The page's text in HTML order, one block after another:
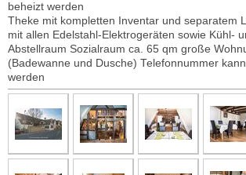
beheizt werden
Theke mit kompletten Inventar und separatem
mit allen Edelstahl-Elektrogeräten sowie Kühl-
Abstellraum Sozialraum ca. 65 qm große
(Badewanne und Dusche) Telefonnummer
werden